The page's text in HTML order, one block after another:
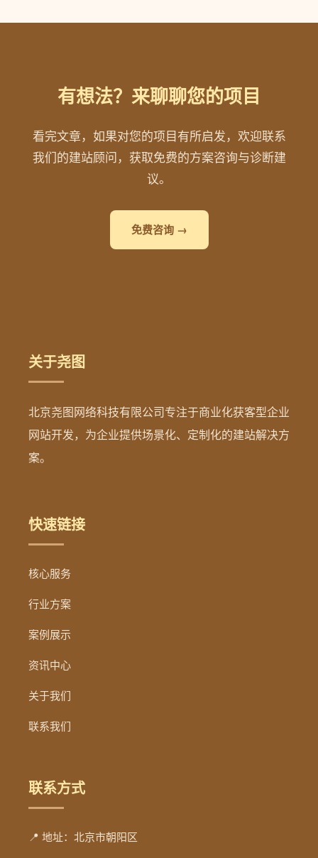
有想法？来聊聊您的项目
看完文章，如果对您的项目有所启发，欢迎联系
我们的建站顾问，获取免费的方案咨询与诊断建
议。
免费咨询 →
关于尧图
北京尧图网络科技有限公司专注于商业化获客型企业
网站开发，为企业提供场景化、定制化的建站解决方
案。
快速链接
核心服务
行业方案
案例展示
资讯中心
关于我们
联系我们
联系方式
📍 地址：北京市朝阳区